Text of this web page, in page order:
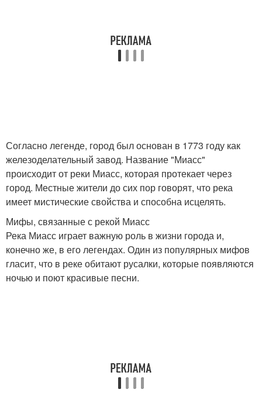
Согласно легенде, город был основан в 1773 году как
железоделательный завод. Название "Миасс"
происходит от реки Миасс, которая протекает через
город. Местные жители до сих пор говорят, что река
имеет мистические свойства и способна исцелять.
Мифы, связанные с рекой Миасс
Река Миасс играет важную роль в жизни города и,
конечно же, в его легендах. Один из популярных мифов
гласит, что в реке обитают русалки, которые появляются
ночью и поют красивые песни.